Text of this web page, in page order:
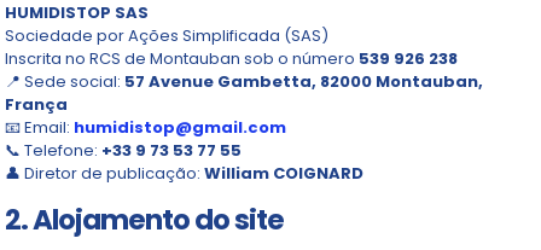
HUMIDISTOP SAS
Sociedade por Ações Simplificada (SAS)
Inscrita no RCS de Montauban sob o número 539 926 238
📍 Sede social: 57 Avenue Gambetta, 82000 Montauban,
França
📧 Email: humidistop@gmail.com
📞 Telefone: +33 9 73 53 77 55
👤 Diretor de publicação:William COIGNARD
2. Alojamento do site